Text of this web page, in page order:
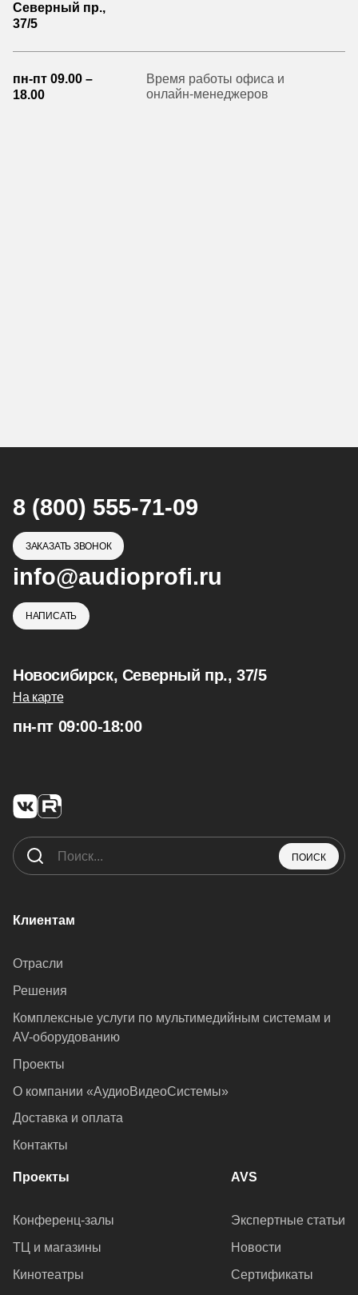
Северный пр.,
37/5
пн-пт 09.00 –
18.00
Время работы офиса и
онлайн-менеджеров
8 (800) 555-71-09
ЗАКАЗАТЬ ЗВОНОК
info@audioprofi.ru
НАПИСАТЬ
Новосибирск, Северный пр., 37/5
На карте
пн-пт 09:00-18:00
ПОИСК
Клиентам
Отрасли
Решения
Комплексные услуги по мультимедийным системам и
AV-оборудованию
Проекты
О компании «АудиоВидеоСистемы»
Доставка и оплата
Контакты
Проекты
Конференц-залы
ТЦ и магазины
Кинотеатры
AVS
Экспертные статьи
Новости
Сертификаты